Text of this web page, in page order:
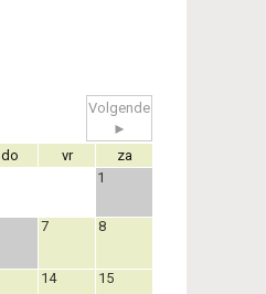
Volgende
►
do vr
za
1
7 8
14 15